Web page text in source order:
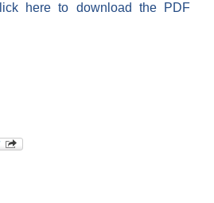
here to download the PDF